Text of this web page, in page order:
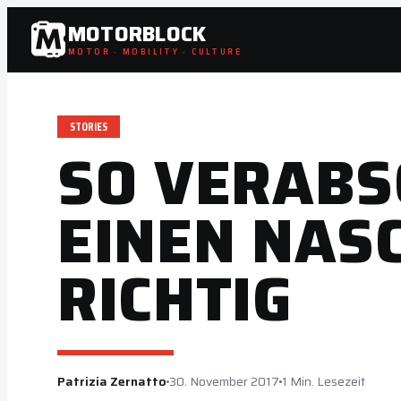
Zum
Inhalt
springen
MOTORBLOCK
MOTOR · MOBILITY · CULTURE
STORIES
SO
EINEN
RICHTIG
Patrizia Zernatto30. November 2017 1 Min. Lesezeit